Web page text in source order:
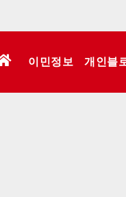
이민정보 개인블